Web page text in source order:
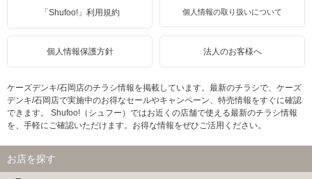
「Shufoo!」利用規約 個人情報の取り扱いについて
個人情報保護方針 法人のお客様へ
ケーズデンキ/石岡店のチラシ情報を掲載しています。最新のチラシで、ケーズ
デンキ/石岡店で実施中のお得なセールやキャンペーン、特売情報をすぐに確認
できます。 Shufoo!（シュフー）ではお近くの店舗で使える最新のチラシ情報
を、手軽にご確認いただけます。お得な情報をぜひご活用ください。
お店を探す